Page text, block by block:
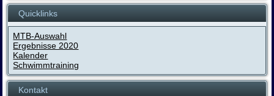
Quicklinks
MTB-Auswahl
Ergebnisse 2020
Kalender
Schwimmtraining
Kontakt